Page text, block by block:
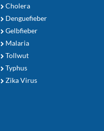
Cholera
Denguefieber
Gelbfieber
Malaria
Tollwut
Typhus
Zika Virus